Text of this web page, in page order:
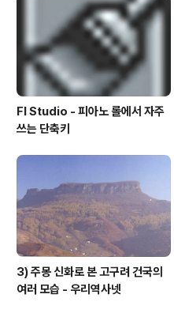
Fl Studio - 피아노 롤에서 자주
쓰는 단축키
3) 주몽 신화로 본 고구려 건국의
여러 모습 - 우리역사넷